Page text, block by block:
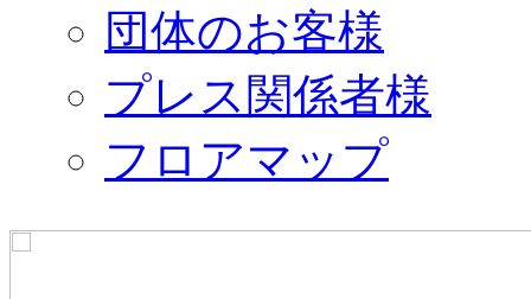
団体のお客様
プレス関係者様
フロアマップ